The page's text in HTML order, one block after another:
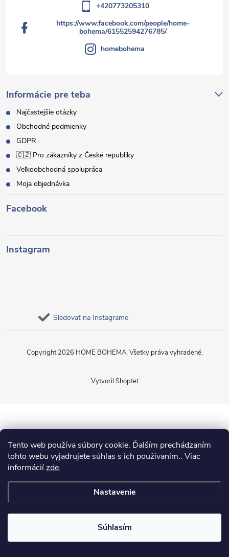
Tento web používa súbory cookie. Ďalším prechádzaním
tohto webu vyjadrujete súhlas s ich používaním.. Viac
informáciízde.
Nastavenie
Súhlasím
Informácie pre teba
Najčastejšie otázky
Obchodné podmienky
GDPR
🇨🇿 Pro zákazníky z České republiky
Veľkoobchodná spolupráca
Moja objednávka
+420773205310
https://www.facebook.com/people/home-
bohema/61552594276785/
homebohema
Facebook
Instagram
Sledovať na Instagrame
Vytvoril Shoptet
Copyright 2026 HOME BOHEMA. Všetky práva vyhradené.